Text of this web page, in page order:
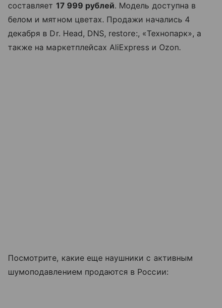
составляет 17 999 рублей. Модель доступна в
белом и мятном цветах. Продажи начались 4
декабря в Dr. Head, DNS, restore:, «Технопарк», а
также на маркетплейсах AliExpress и Ozon.
Посмотрите, какие еще наушники с активным
шумоподавлением продаются в России: